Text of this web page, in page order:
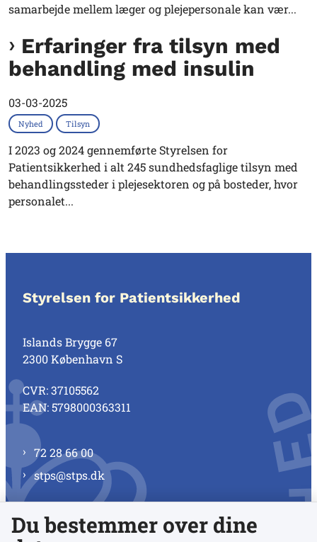
samarbejde mellem læger og plejepersonale kan vær...
Erfaringer fra tilsyn med
behandling med insulin
03-03-2025
Nyhed Tilsyn
I 2023 og 2024 gennemførte Styrelsen for
Patientsikkerhed i alt 245 sundhedsfaglige tilsyn med
behandlingssteder i plejesektoren og på bosteder, hvor
personalet...
Styrelsen for Patientsikkerhed
Islands Brygge 67
2300 København S
CVR: 37105562
EAN: 5798000363311
72 28 66 00
stps@stps.dk
Se alle kontaktnumre
Du bestemmer over dine